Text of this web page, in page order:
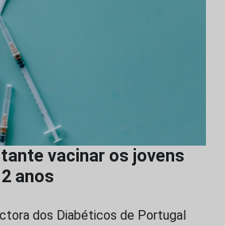
vacinar os jovens
anos
dos Diabéticos de Portugal